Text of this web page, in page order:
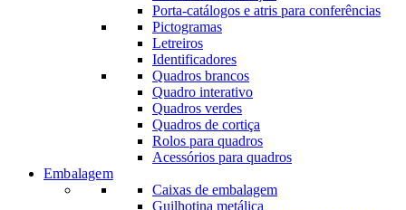
Porta-catálogos e atris para conferências
Pictogramas
Letreiros
Identificadores
Quadros brancos
Quadro interativo
Quadros verdes
Quadros de cortiça
Rolos para quadros
Acessórios para quadros
Embalagem
Caixas de embalagem
Guilhotina metálica